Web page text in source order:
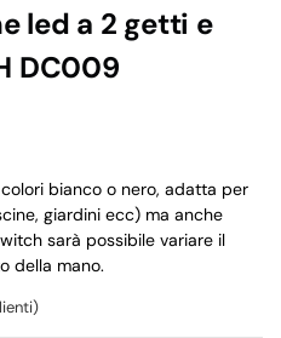
led a 2 getti e
DC009
bianco o nero, adatta per
giardini ecc) ma anche
sarà possibile variare il
della mano.